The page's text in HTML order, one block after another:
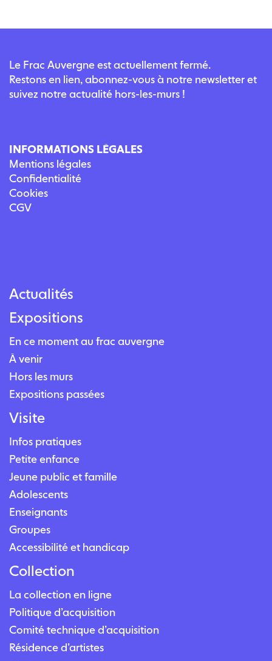
Le Frac Auvergne est actuellement fermé.
Restons en lien, abonnez-vous à notre newsletter et
suivez notre actualité hors-les-murs !
INFORMATIONS LÉGALES
Mentions légales
Confidentialité
Cookies
CGV
Actualités
Expositions
En ce moment au frac auvergne
À venir
Hors les murs
Expositions passées
Visite
Infos pratiques
Petite enfance
Jeune public et famille
Adolescents
Enseignants
Groupes
Accessibilité et handicap
Collection
La collection en ligne
Politique d’acquisition
Comité technique d’acquisition
Résidence d’artistes